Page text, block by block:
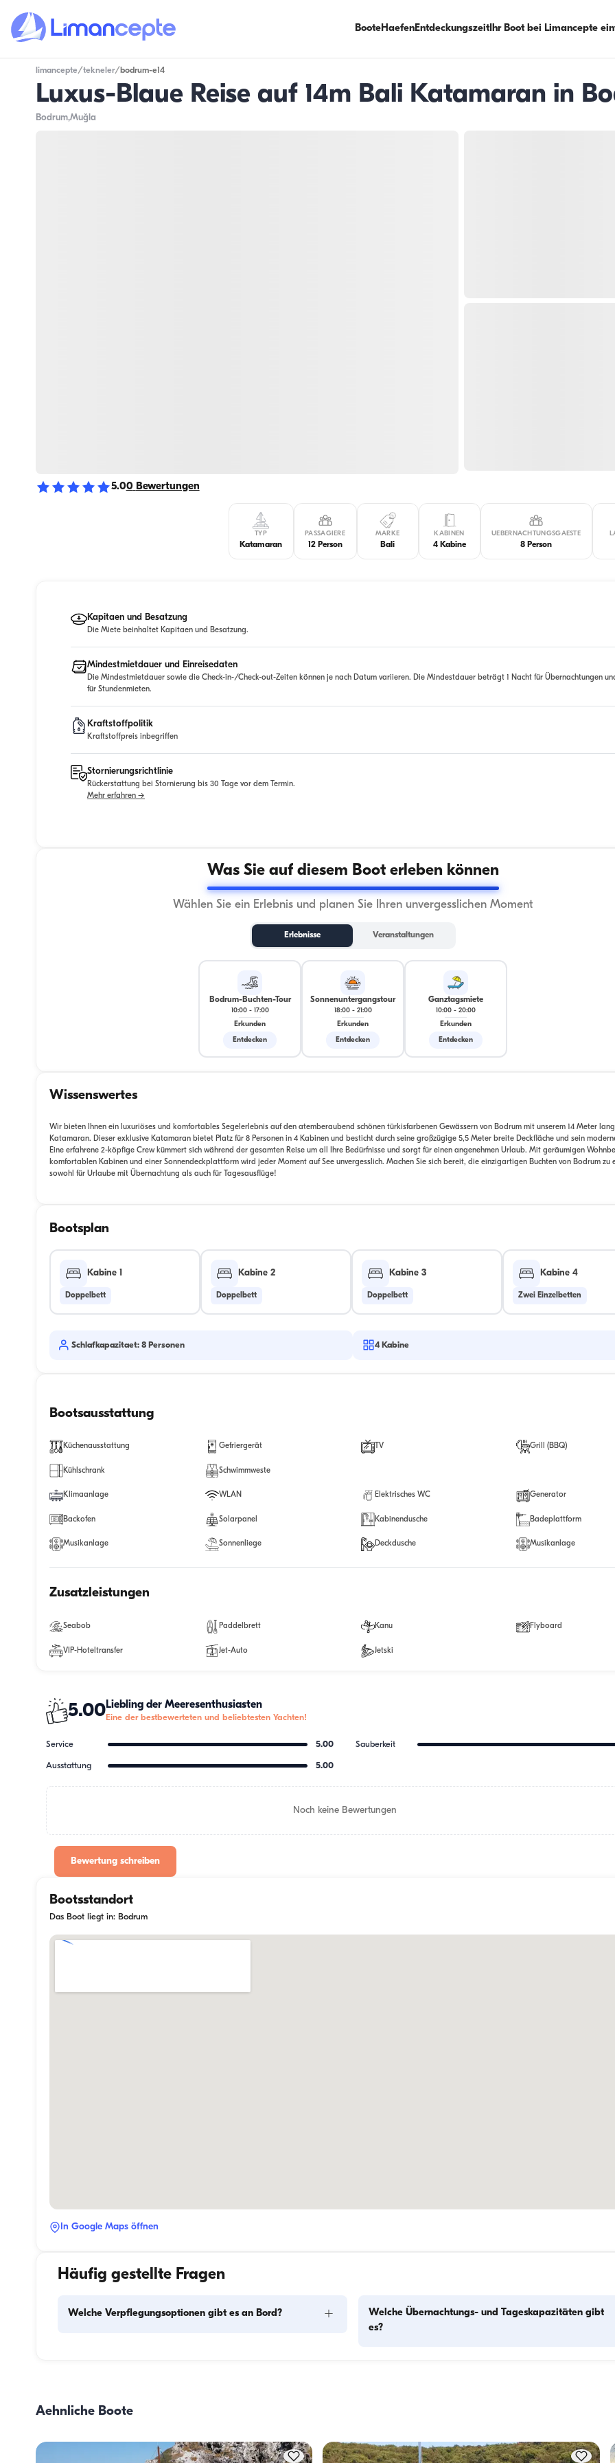
BooteHaefenEntdeckungszeitIhr Boot bei Limancepte
limancepte/tekneler/ bodrum-e14
Luxus-Blaue Reise auf 14m Bali Katamaran in
Bodrum,Muğla
5.00 Bewertungen
TYP
Katamaran
PASSAGIERE
12 Person
MARKE
Bali
KABINEN
4 Kabine
UEBERNACHTUNGSGAESTE
8 Person
Kapitaen und Besatzung
Die Miete beinhaltet Kapitaen und Besatzung.
Mindestmietdauer und Einreisedaten
Die Mindestmietdauer sowie die Check-in-/Check-out-Zeiten können je nach Datum variieren. Die Mindestdauer beträgt 1 Nacht für Übernachtungen
für Stundenmieten.
Kraftstoffpolitik
Kraftstoffpreis inbegriffen
Stornierungsrichtlinie
Rückerstattung bei Stornierung bis 30 Tage vor dem Termin.
Mehr erfahren →
Was Sie auf diesem Boot erleben können
Wählen Sie ein Erlebnis und planen Sie Ihren unvergesslichen Moment
Erlebnisse Veranstaltungen
Bodrum-Buchten-Tour
10:00- 17:00
Erkunden
Entdecken
Sonnenuntergangstour
18:00- 21:00
Erkunden
Entdecken
Ganztagsmiete
10:00 - 20:00
Erkunden
Entdecken
Wissenswertes
Wir bieten Ihnen ein luxuriöses und komfortables Segelerlebnis auf den atemberaubend schönen türkisfarbenen Gewässern von Bodrum mit unserem 14 Meter
Katamaran. Dieser exklusive Katamaran bietet Platz für 8 Personen in 4 Kabinen und besticht durch seine großzügige 5,5 Meter breite Deckfläche und sein
Eine erfahrene 2-köpfige Crew kümmert sich während der gesamten Reise um all Ihre Bedürfnisse und sorgt für einen angenehmen Urlaub. Mit geräumigen
komfortablen Kabinen und einer Sonnendeckplattform wird jeder Moment auf See unvergesslich. Machen Sie sich bereit, die einzigartigen Buchten von Bodrum zu
sowohl für Urlaube mit Übernachtung als auch für Tagesausflüge!
Bootsplan
Kabine 1
Doppelbett
Kabine 2
Doppelbett
Kabine 3
Doppelbett
Kabine 4
Zwei Einzelbetten
Schlafkapazitaet: 8 Personen 4 Kabine
Bootsausstattung
Küchenausstattung Gefriergerät TV Grill (BBQ)
Kühlschrank Schwimmweste
Klimaanlage WLAN Elektrisches WC Generator
Backofen Solarpanel Kabinendusche Badeplattform
Musikanlage Sonnenliege Deckdusche Musikanlage
Zusatzleistungen
Seabob Paddelbrett Kanu Flyboard
VIP-Hoteltransfer Jet-Auto Jetski
5.00Liebling der Meeresenthusiasten
Eine der bestbewerteten und beliebtesten Yachten!
Service 5.00 Sauberkeit
Ausstattung 5.00
Noch keine Bewertungen
Bewertung schreiben
Bootsstandort
Das Boot liegt in: Bodrum
In Google Maps öffnen
Häufig gestellte Fragen
Welche Verpflegungsoptionen gibt es an Bord? +
Zubereitung der Mahlzeiten übernimmt die Crew.
Welche Übernachtungs- und Tageskapazitäten gibt
es?
Tagesvermietungen gilt die Tageskapazität.
Aehnliche Boote